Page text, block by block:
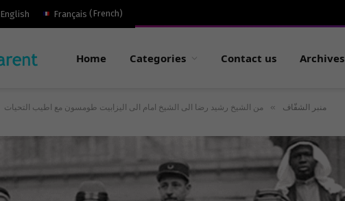
English Français (French)
Home Categories Contact us Archives
منبر الشفّاف » من الشيخ رشيد رضا الى الشيخ امام الى اليزابيت طومسون مع اطيب التحيات